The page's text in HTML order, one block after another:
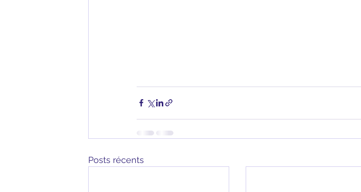
Posts récents